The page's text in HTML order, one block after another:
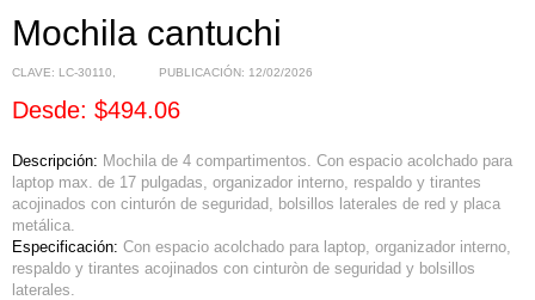
Mochila cantuchi
CLAVE: LC-30110 PUBLICACIÓN: 12/02/2026
Desde: $494.06
Descripción: Mochila de 4 compartimentos. Con espacio acolchado para
laptop max. de 17 pulgadas, organizador interno, respaldo y tirantes
acojinados con cinturón de seguridad, bolsillos laterales de red y placa
metálica.
Especificación: Con espacio acolchado para laptop, organizador interno,
respaldo y tirantes acojinados con cinturòn de seguridad y bolsillos
laterales.